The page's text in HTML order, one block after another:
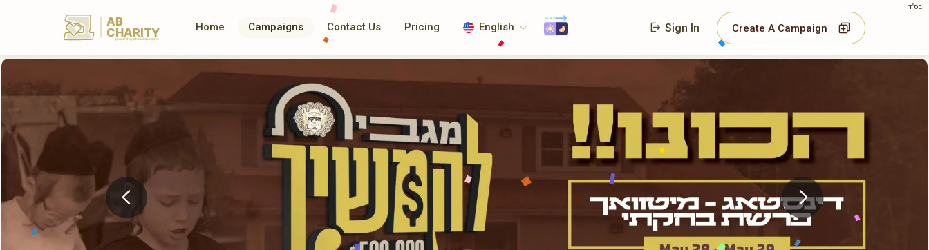
בס"ד
AB
CHARITY
powerd by ahblicklive.com
Home Campaigns Contact Us Pricing English Sign In Create A Campaign